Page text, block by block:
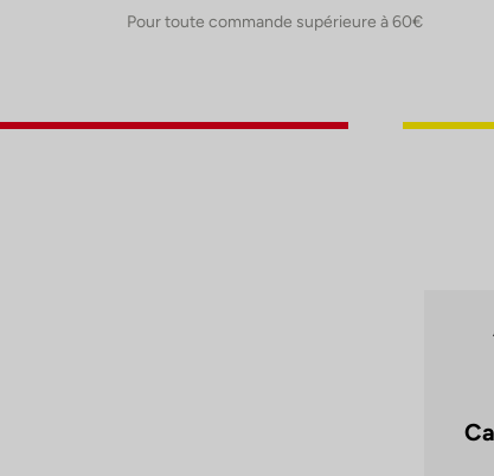
Pour toute commande supérieure à 60€